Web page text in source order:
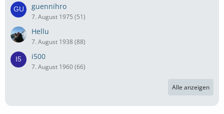
guennihro
7. August 1975 (51)
Hellu
7. August 1938 (88)
i500
7. August 1960 (66)
Alle anzeigen